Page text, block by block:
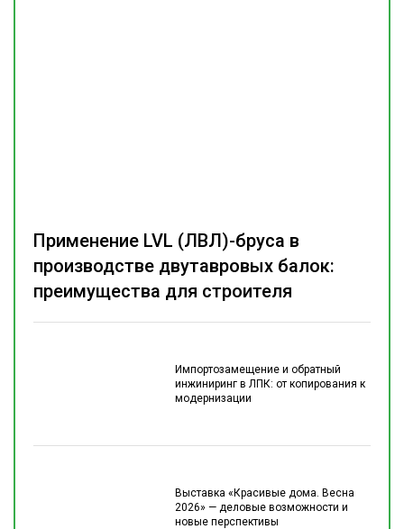
Импортозамещение и обратный
инжиниринг в ЛПК: от копирования к
модернизации
Выставка «Красивые дома. Весна
2026» — деловые возможности и
новые перспективы
Применение LVL (ЛВЛ)-бруса в
производстве двутавровых балок:
преимущества для строителя